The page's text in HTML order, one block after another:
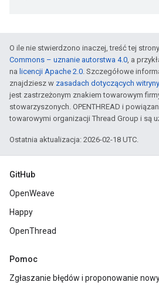
O ile nie stwierdzono inaczej, treść tej
Commons – uznanie autorstwa 4.0, a
na licencji Apache 2.0. Szczegółowe
znajdziesz w zasadach dotyczących
jest zastrzeżonym znakiem towarowym
stowarzyszonych. OPENTHREAD i
towarowymi organizacji Thread Group i są
Ostatnia aktualizacja: 2026-02-18 UTC.
GitHub
OpenWeave
Happy
OpenThread
Pomoc
Zgłaszanie błędów i proponowanie